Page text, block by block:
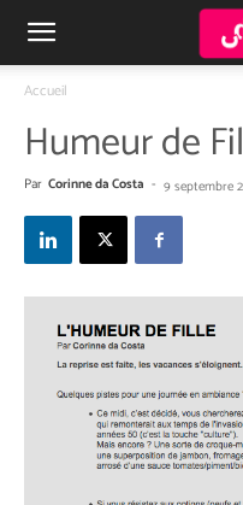
Accueil
Humeur de
Par Corinne da Costa - 9 septembre